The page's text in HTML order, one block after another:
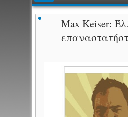
Max Keiser: